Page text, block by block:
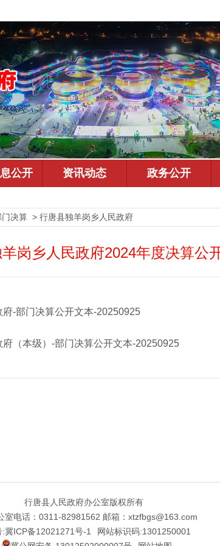
决算 > 行唐县独羊岗乡人民政府
岗乡人民政府2024年度决算公
-部门决算公开文本-20250925
（本级）-部门决算公开文本-20250925